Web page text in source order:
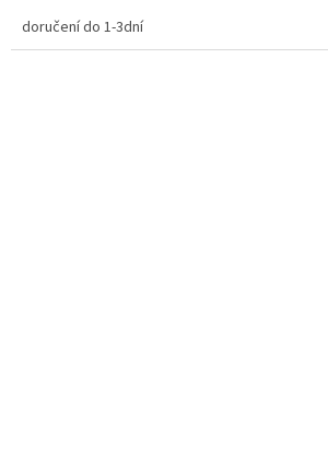
doručení do 1-3dní